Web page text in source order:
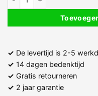
✓ De levertijd is 2-5
✓ 14 dagen bedenktijd
✓ Gratis retourneren
✓ 2 jaar garantie